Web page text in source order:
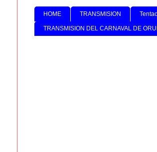
HOME TRANSMISION
TRANSMISION DEL CARNAVAL DE